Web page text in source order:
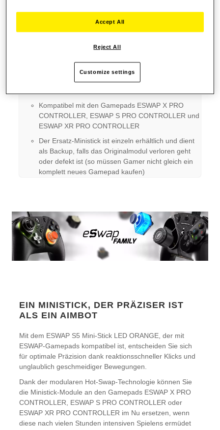
Modularer Ministift mit ORANGE ter
verschiedenen Stufen
Die modulare Technologie ermöglicht einen
Kompatibel mit den Gamepads ESWAP X PRO
CONTROLLER, ESWAP S PRO CONTROLLER und
ESWAP XR PRO CONTROLLER
Der Ersatz-Ministick ist einzeln erhältlich und dient
als Backup, falls das Originalmodul verloren geht
oder defekt ist (so müssen Gamer nicht gleich ein
komplett neues Gamepad kaufen)
EIN MINISTICK, DER PRÄZISER IST
ALS EIN AIMBOT
Mit dem ESWAP S5 Mini-Stick LED ORANGE, der mit
ESWAP-Gamepads kompatibel ist, entscheiden Sie sich
für optimale Präzision dank reaktionsschneller Klicks und
unglaublich geschmeidiger Bewegungen.
Dank der modularen Hot-Swap-Technologie können Sie
die Ministick-Module an den Gamepads ESWAP X PRO
CONTROLLER, ESWAP S PRO CONTROLLER oder
ESWAP XR PRO CONTROLLER im Nu ersetzen, wenn
diese nach vielen Stunden intensiven Spielens ermüdet
Reject All
Accept All
Customize settings